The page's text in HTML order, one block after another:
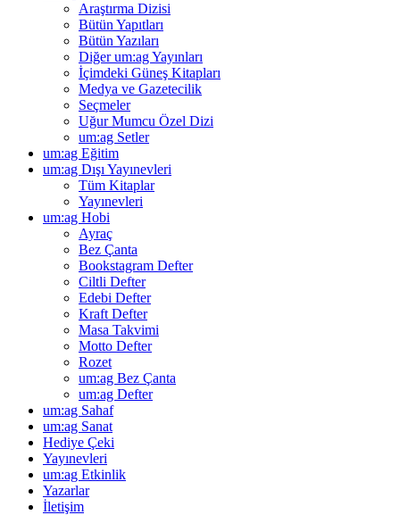
Araştırma Dizisi
Bütün Yapıtları
Bütün Yazıları
Diğer um:ag Yayınları
İçimdeki Güneş Kitapları
Medya ve Gazetecilik
Seçmeler
Uğur Mumcu Özel Dizi
um:ag Setler
um:ag Eğitim
um:ag Dışı Yayınevleri
Tüm Kitaplar
Yayınevleri
um:ag Hobi
Ayraç
Bez Çanta
Bookstagram Defter
Ciltli Defter
Edebi Defter
Kraft Defter
Masa Takvimi
Motto Defter
Rozet
um:ag Bez Çanta
um:ag Defter
um:ag Sahaf
um:ag Sanat
Hediye Çeki
Yayınevleri
um:ag Etkinlik
Yazarlar
İletişim